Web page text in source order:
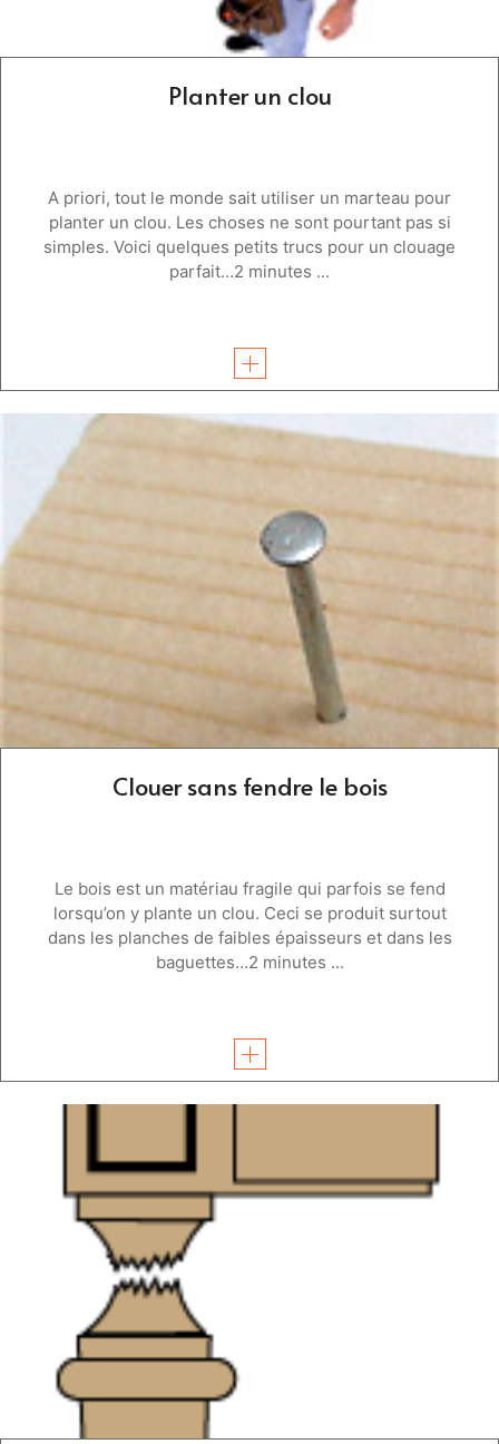
Planter un clou
A priori, tout le monde sait utiliser un marteau pour
planter un clou. Les choses ne sont pourtant pas si
simples. Voici quelques petits trucs pour un clouage
parfait…2 minutes ...
Clouer sans fendre le bois
Le bois est un matériau fragile qui parfois se fend
lorsqu’on y plante un clou. Ceci se produit surtout
dans les planches de faibles épaisseurs et dans les
baguettes…2 minutes ...